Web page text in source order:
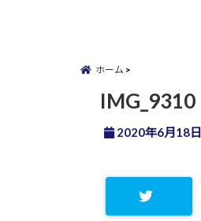
ホーム
IMG_9310
2020年6月18日